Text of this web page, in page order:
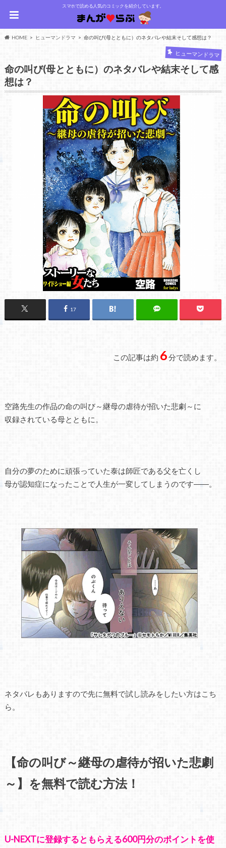
スマホで読める人気のコミックを紹介しています。
HOME ヒューマンドラマ 命の叫び(母とともに）のネタバレや結末そして感想は？
ヒューマンドラマ
命の叫び(母とともに）のネタバレや結末そして感
想は？
17
この記事は約 6分で読めます。
空路先生の作品の命の叫び～継母の虐待が招いた悲劇～に
収録されている母とともに。
自分の夢のために頑張っていた泰は師匠である父を亡くし
母が認知症になったことで人生が一変してしまうのです――。
ネタバレもありますので先に無料で試し読みをしたい方はこち
ら。
【命の叫び～継母の虐待が招いた悲劇
～】を無料で読む方法！
U-NEXTに登録するともらえる600円分のポイントを使